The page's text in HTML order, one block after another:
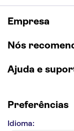
Caminito del
Quinta da
Parque Warner
Mosteiro dos
Empresa
Nós
Ajuda e
Preferências
Idioma: